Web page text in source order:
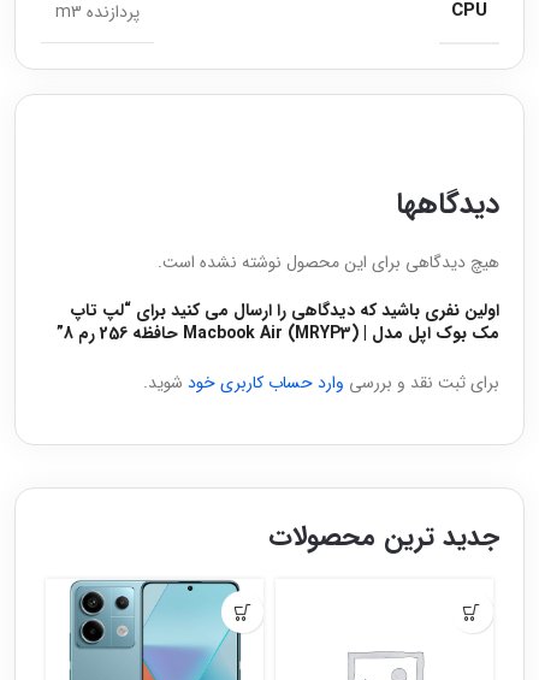
دیدگاهها
هیچ دیدگاهی برای این محصول نوشته نشده است.
اولین نفری باشید که دیدگاهی را ارسال می کنید برای “لپ تاپ
مک بوک اپل مدل | Macbook Air (MRYP3) حافظه 256 رم 8”
برای ثبت نقد و بررسی وارد حساب کاربری خود شوید.
CPU پردازنده m3
جدید ترین محصولات